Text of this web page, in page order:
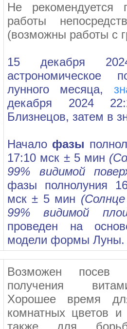
Не рекомендуется
работы
(возможны работы с
15 декабря
астрономическое
лунного месяца,
декабря 2024
Близнецов, затем в
Начало фазы
17:10 мск ± 5 мин
99% видимой
фазы полнолуния
мск ± 5 мин
99% видимой
проведен на
модели формы Луны.
Возможен
получения
Хорошее время
комнатных цветов